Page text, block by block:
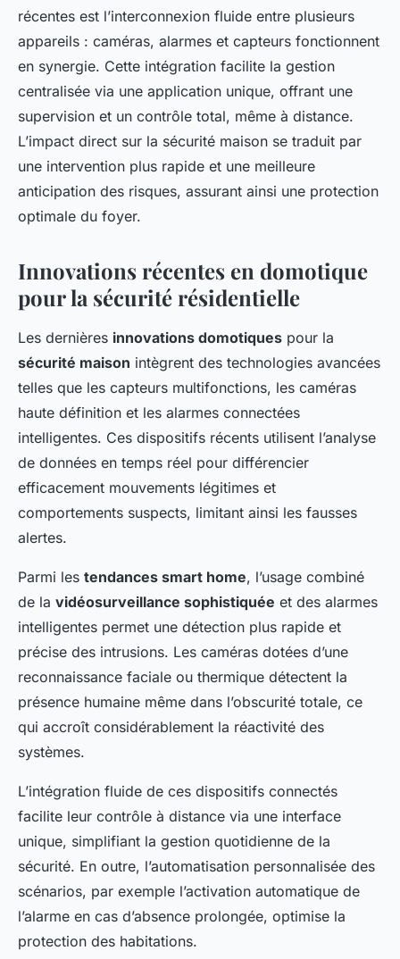
récentes est l’interconnexion fluide entre plusieurs
appareils : caméras, alarmes et capteurs fonctionnent
en synergie. Cette intégration facilite la gestion
centralisée via une application unique, offrant une
supervision et un contrôle total, même à distance.
L’impact direct sur la sécurité maison se traduit par
une intervention plus rapide et une meilleure
anticipation des risques, assurant ainsi une protection
optimale du foyer.
Innovations récentes en domotique
pour la sécurité résidentielle
Les dernières innovations domotiques pour la
sécurité maison intègrent des technologies avancées
telles que les capteurs multifonctions, les caméras
haute définition et les alarmes connectées
intelligentes. Ces dispositifs récents utilisent l’analyse
de données en temps réel pour différencier
efficacement mouvements légitimes et
comportements suspects, limitant ainsi les fausses
alertes.
Parmi les tendances smart home, l’usage combiné
de la vidéosurveillance sophistiquée et des alarmes
intelligentes permet une détection plus rapide et
précise des intrusions. Les caméras dotées d’une
reconnaissance faciale ou thermique détectent la
présence humaine même dans l’obscurité totale, ce
qui accroît considérablement la réactivité des
systèmes.
L’intégration fluide de ces dispositifs connectés
facilite leur contrôle à distance via une interface
unique, simplifiant la gestion quotidienne de la
sécurité. En outre, l’automatisation personnalisée des
scénarios, par exemple l’activation automatique de
l’alarme en cas d’absence prolongée, optimise la
protection des habitations.